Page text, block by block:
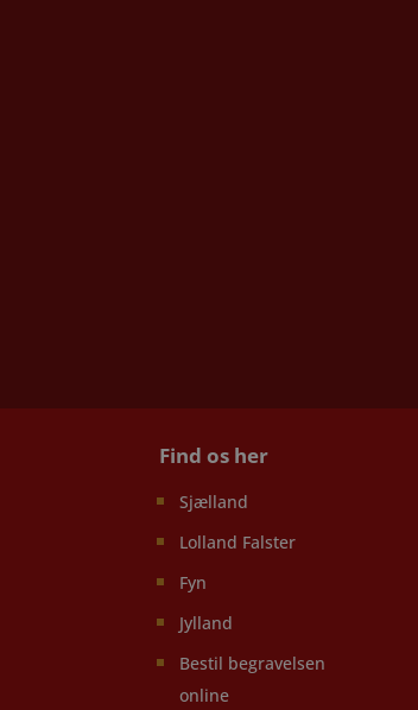
Find os her
Sjælland
Lolland Falster
Fyn
Jylland
Bestil begravelsen
online